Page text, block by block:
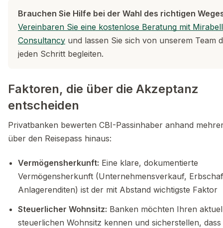
Brauchen Sie Hilfe bei der Wahl des richtigen
Vereinbaren Sie eine kostenlose Beratung mit
Consultancy und lassen Sie sich von unserem Team
jeden Schritt begleiten.
Faktoren, die über die Akzeptanz
entscheiden
Privatbanken bewerten CBI-Passinhaber anhand
über den Reisepass hinaus:
Vermögensherkunft: Eine klare, dokumentierte
Vermögensherkunft (Unternehmensverkauf,
Anlagerenditen) ist der mit Abstand wichtigste Faktor
Steuerlicher Wohnsitz: Banken möchten Ihren
steuerlichen Wohnsitz kennen und sicherstellen, dass